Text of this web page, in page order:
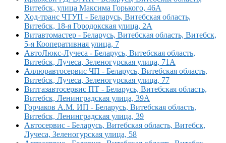
Витебск, улица Максима Горького, 46А
Ход-транс ЧТУП - Беларусь, Витебская область,
Витебск, 18-я Городокская улица, 2А
Витавтомастер - Беларусь, Витебская область, Витебск,
5-я Кооперативная улица, 7
АвтоЛюкс-Лучеса - Беларусь, Витебская область,
Витебск, Лучеса, Зеленогурская улица, 71А
Аллюравтосервис ЧП - Беларусь, Витебская область,
Витебск, Лучеса, Зеленогурская улица, 77
Витгазавтосервис ПТ - Беларусь, Витебская область,
Витебск, Ленинградская улица, 39А
Горчаков А.М. ИП - Беларусь, Витебская область,
Витебск, Ленинградская улица, 39
Автосервис - Беларусь, Витебская область, Витебск,
Лучеса, Зеленогурская улица, 58